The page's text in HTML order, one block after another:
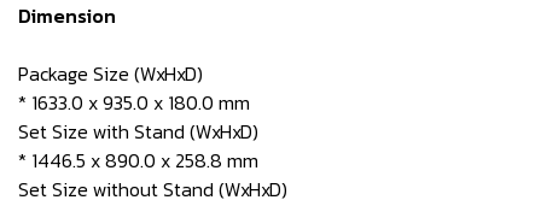
Dimension
Package Size (WxHxD)
* 1633.0 x 935.0 x 180.0 mm
Set Size with Stand (WxHxD)
* 1446.5 x 890.0 x 258.8 mm
Set Size without Stand (WxHxD)